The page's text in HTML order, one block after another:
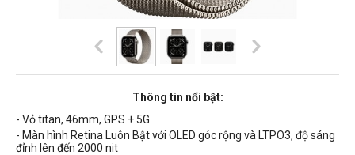
Thông tin nổi bật:
- Vỏ titan, 46mm, GPS + 5G
- Màn hình Retina Luôn Bật với OLED góc rộng và LTPO3, độ sáng
đỉnh lên đến 2000 nit